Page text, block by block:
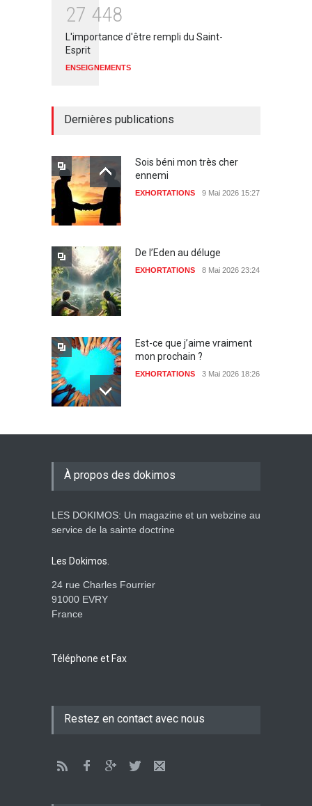
27 448
L'importance d'être rempli du Saint-
Esprit
ENSEIGNEMENTS
Dernières publications
Sois béni mon très cher
ennemi
EXHORTATIONS 9 Mai 2026 15:27
De l’Eden au déluge
EXHORTATIONS 8 Mai 2026 23:24
Est-ce que j’aime vraiment
mon prochain ?
EXHORTATIONS 3 Mai 2026 18:26
De l'Eden au déluge
Avant la fondation du
dans un monde à l’agonie
À propos des dokimos
LES DOKIMOS: Un magazine et un webzine au
service de la sainte doctrine
Les Dokimos.
24 rue Charles Fourrier
91000 EVRY
France
Téléphone et Fax
Restez en contact avec nous